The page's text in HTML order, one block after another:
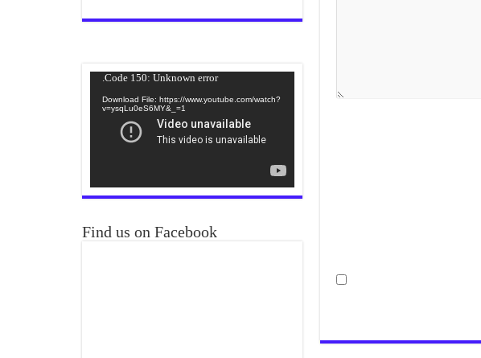
Code 150: Unknown error.
Download File: https://www.youtube.com/watch?
v=ysqLu0eS6MY&_=1
Find us on Facebook